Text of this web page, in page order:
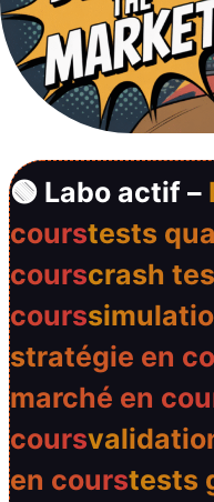
🟢 Labo actif –
courstests
courscrash
cours
stratégie en
marché en
cours
en courstests